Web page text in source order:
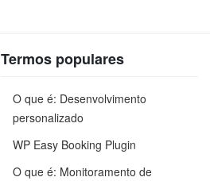
Termos populares
O que é: Desenvolvimento
personalizado
WP Easy Booking Plugin
O que é: Monitoramento de